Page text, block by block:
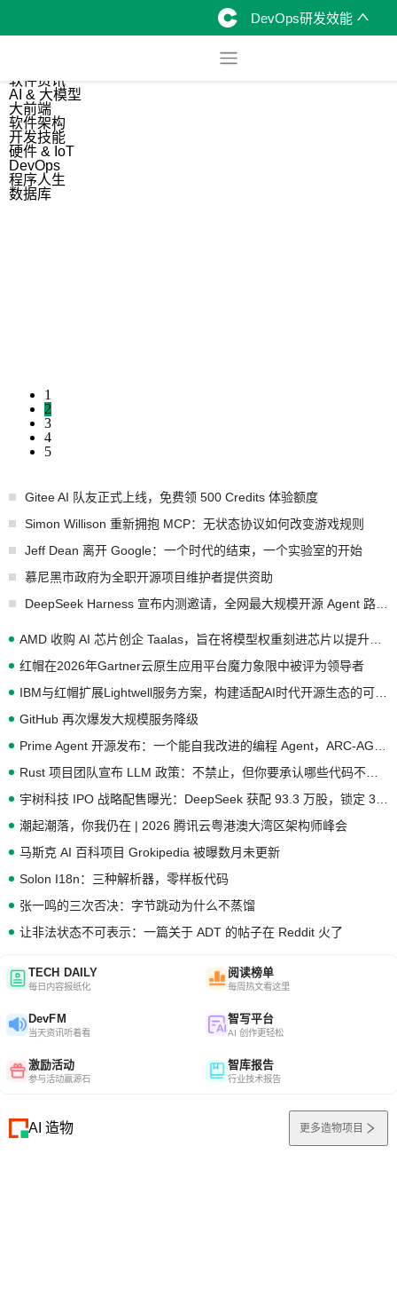
DevOps研发效能
软件资讯
AI & 大模型
大前端
软件架构
开发技能
硬件 & IoT
DevOps
程序人生
数据库
1
2
3
4
5
Gitee AI 队友正式上线，免费领 500 Credits 体验额度
Simon Willison 重新拥抱 MCP：无状态协议如何改变游戏规则
Jeff Dean 离开 Google：一个时代的结束，一个实验室的开始
慕尼黑市政府为全职开源项目维护者提供资助
红帽在2026年Gartner云原生应用平台魔力象限中被评为领导者
GitHub 再次爆发大规模服务降级
潮起潮落，你我仍在 | 2026 腾讯云粤港澳大湾区架构师峰会
马斯克 AI 百科项目 Grokipedia 被曝数月未更新
Solon I18n：三种解析器，零样板代码
张一鸣的三次否决：字节跳动为什么不蒸馏
让非法状态不可表示：一篇关于 ADT 的帖子在 Reddit 火了
TECH DAILY
每日内容报纸化
阅读榜单
每周热文看这里
DevFM
当天资讯听着看
智写平台
AI 创作更轻松
激励活动
参与活动赢源石
智库报告
行业技术报告
AI 造物 更多造物项目